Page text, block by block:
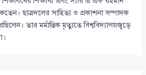
ছাত্রদলের সাহিত্য ও প্রকাশনা সম্পাদক
তার মর্মান্তিক মৃত্যুতে বিশ্ববিদ্যালয়জুড়ে